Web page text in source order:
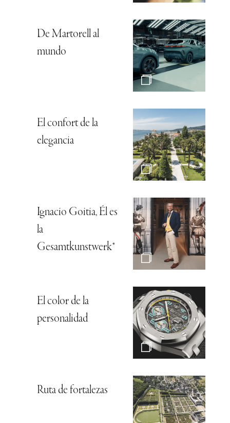
De Martorell al
mundo
El confort de la
elegancia
Ignacio Goitia, Él es
la
Gesamtkunstwerk*
El color de la
personalidad
Ruta de fortalezas